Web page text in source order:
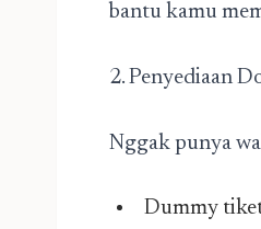
bantu kamu
2. Penyediaan
Nggak punya
Dummy